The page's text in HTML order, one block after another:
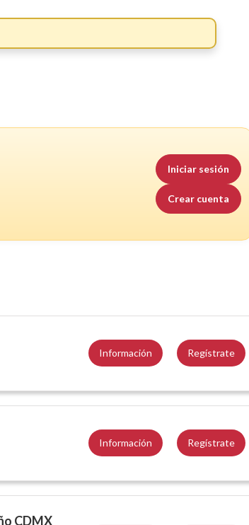
Iniciar sesión
Crear cuenta
Información Regístrate
Información Regístrate
CDMX